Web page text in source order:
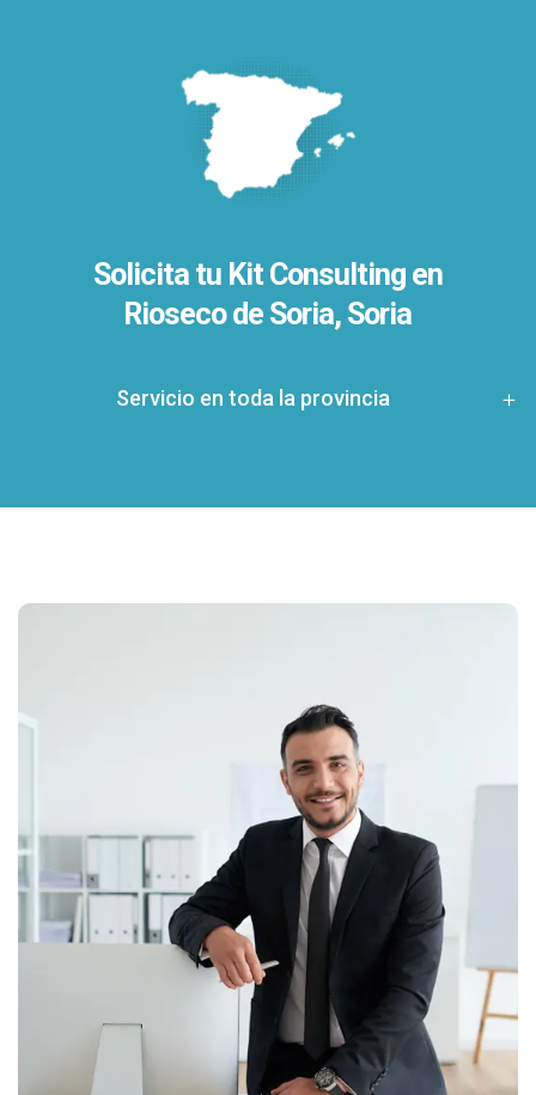
Solicita tu Kit Consulting en
Rioseco de Soria, Soria
Servicio en toda la provincia